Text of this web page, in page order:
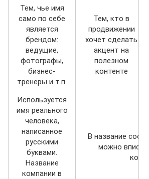
Тем, чье имя
само по себе
является
брендом:
ведущие,
фотографы,
бизнес-
тренеры и т.п.
Тем, кто в
продвижении
хочет сделать
акцент на
полезном
контенте
Используется
имя реального
человека,
написанное
русскими
буквами.
Название
компании в
В название
можно